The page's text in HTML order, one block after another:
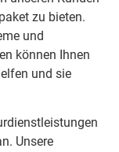
zu bieten.
und
können Ihnen
und sie
Unsere